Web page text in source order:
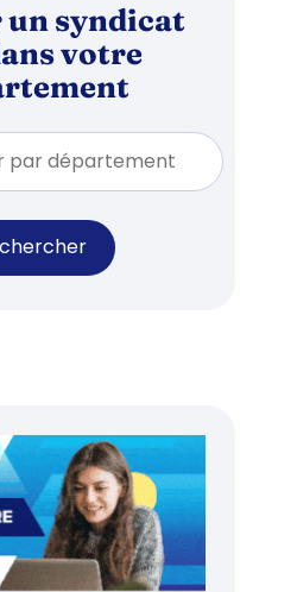
syndicat
votre